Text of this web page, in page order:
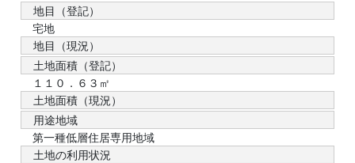
地目（登記）
宅地
地目（現況）
土地面積（登記）
１１０．６３㎡
土地面積（現況）
用途地域
第一種低層住居専用地域
土地の利用状況